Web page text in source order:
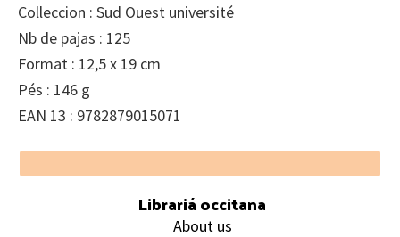
Colleccion : Sud Ouest université
Nb de pajas : 125
Format : 12,5 x 19 cm
Pés : 146 g
EAN 13 : 9782879015071
Footer
Librariá occitana
About us